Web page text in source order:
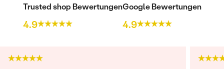
Trusted shop Bewertungen
4.9
Google Bewertungen
4.9